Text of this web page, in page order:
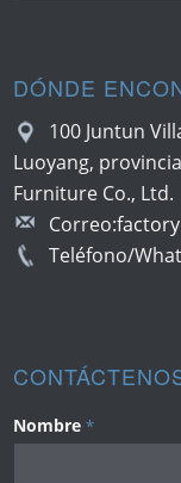
DÓNDE
100 Juntun
Luoyang,
Furniture Co., Ltd.
Correo:
Teléfono/
Nombre *